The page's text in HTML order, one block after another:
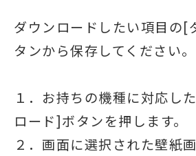
会社情報
STORE
ダウンロードしたい項目の[
タンから保存してください。
１．お持ちの機種に対応し
ロード]ボタンを押します。
２．画面に選択された壁紙